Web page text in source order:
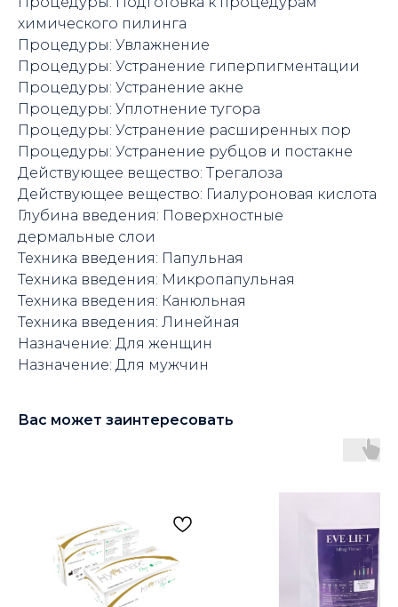
химического пилинга
Процедуры: Увлажнение
Процедуры: Устранение гиперпигментации
Процедуры: Устранение акне
Процедуры: Уплотнение тугора
Процедуры: Устранение расширенных пор
Процедуры: Устранение рубцов и постакне
Действующее вещество: Трегалоза
Действующее вещество: Гиалуроновая кислота
Глубина введения: Поверхностные
дермальные слои
Техника введения: Папульная
Техника введения: Микропапульная
Техника введения: Канюльная
Техника введения: Линейная
Назначение: Для женщин
Назначение: Для мужчин
Вас может заинтересовать